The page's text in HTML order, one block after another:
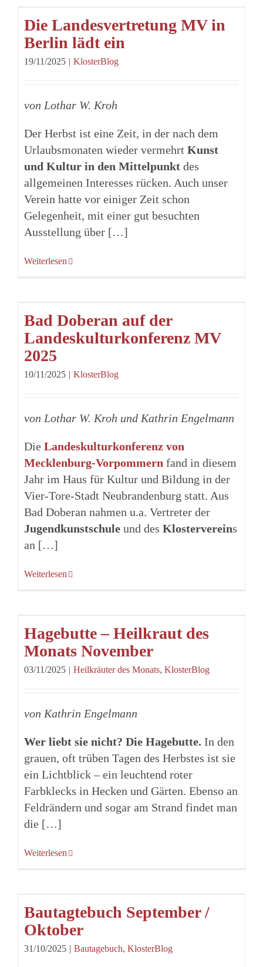
Die Landesvertretung MV in
Berlin lädt ein
19/11/2025 | KlosterBlog
von Lothar W. Kroh
Der Herbst ist eine Zeit, in der nach dem
Urlaubsmonaten wieder vermehrt Kunst
und Kultur in den Mittelpunkt des
allgemeinen Interesses rücken. Auch unser
Verein hatte vor einiger Zeit schon
Gelegenheit, mit einer gut besuchten
Ausstellung über […]
Weiterlesen
Bad Doberan auf der
Landeskulturkonferenz MV
2025
10/11/2025 | KlosterBlog
von Lothar W. Kroh und Kathrin Engelmann
Die Landeskulturkonferenz von
Mecklenburg-Vorpommern fand in diesem
Jahr im Haus für Kultur und Bildung in der
Vier-Tore-Stadt Neubrandenburg statt. Aus
Bad Doberan nahmen u.a. Vertreter der
Jugendkunstschule und des Klostervereins
an […]
Weiterlesen
Hagebutte – Heilkraut des
Monats November
03/11/2025 | Heilkräuter des Monats, KlosterBlog
von Kathrin Engelmann
Wer liebt sie nicht? Die Hagebutte. In den
grauen, oft trüben Tagen des Herbstes ist sie
ein Lichtblick – ein leuchtend roter
Farbklecks in Hecken und Gärten. Ebenso an
Feldrändern und sogar am Strand findet man
die […]
Weiterlesen
Bautagtebuch September /
Oktober
31/10/2025 | Bautagebuch, KlosterBlog